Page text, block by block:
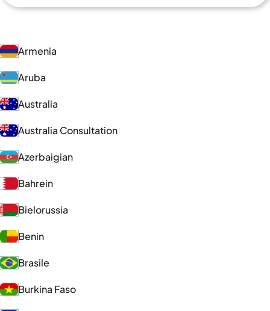
Armenia
Aruba
Australia
Australia Consultation
Azerbaigian
Bahrein
Bielorussia
Benin
Brasile
Burkina Faso